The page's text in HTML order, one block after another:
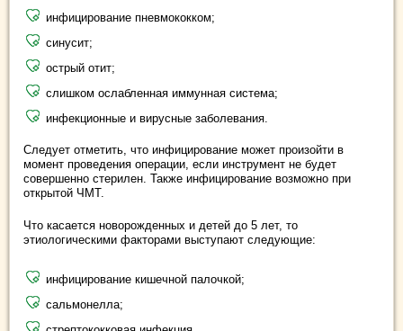
инфицирование пневмококком;
синусит;
острый отит;
слишком ослабленная иммунная система;
инфекционные и вирусные заболевания.
Следует отметить, что инфицирование может произойти в
момент проведения операции, если инструмент не будет
совершенно стерилен. Также инфицирование возможно при
открытой ЧМТ.
Что касается новорожденных и детей до 5 лет, то
этиологическими факторами выступают следующие:
инфицирование кишечной палочкой;
сальмонелла;